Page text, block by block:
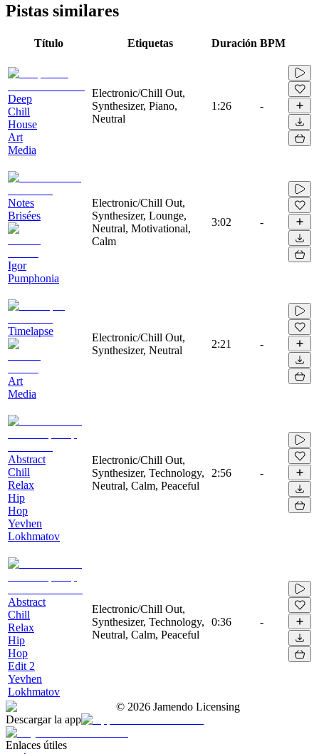
Pistas similares
Título Etiquetas Duración BPM
Deep
Chill
House
Art
Media
Electronic/Chill Out,
Synthesizer, Piano,
Neutral
1:26 -
Notes
Brisées
Igor
Pumphonia
Electronic/Chill Out,
Synthesizer, Lounge,
Neutral, Motivational,
Calm
3:02 -
Timelapse
Art
Media
Electronic/Chill Out,
Synthesizer, Neutral
2:21 -
Abstract
Chill
Relax
Hip
Hop
Yevhen
Lokhmatov
Electronic/Chill Out,
Synthesizer, Technology,
Neutral, Calm, Peaceful
2:56 -
Abstract
Chill
Relax
Hip
Hop
Edit 2
Yevhen
Lokhmatov
Electronic/Chill Out,
Synthesizer, Technology,
Neutral, Calm, Peaceful
0:36 -
© 2026 Jamendo Licensing
Descargar la app
Enlaces útiles